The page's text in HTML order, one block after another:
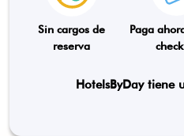
Sin cargos de
reserva
Paga
HotelsByDay tiene